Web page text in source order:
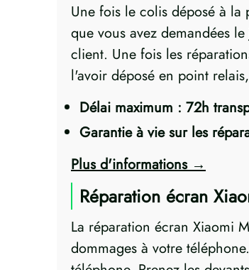
Une fois le colis déposé à
que vous avez demandées
client. Une fois les
l'avoir déposé en point
Délai maximum : 72h
Garantie à vie sur les
Plus d'informations
Réparation écran
La réparation écran Xiaomi
dommages à votre